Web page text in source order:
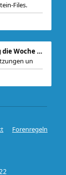
Files.
Re: Sub 3:20h mit 3-4 mal Training die Woche machb
un
Forenregeln